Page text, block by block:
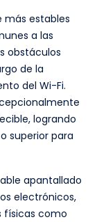
más estables
a las
obstáculos
de la
del Wi-Fi.
logrando
superior para
apantallado
electrónicos,
físicas como